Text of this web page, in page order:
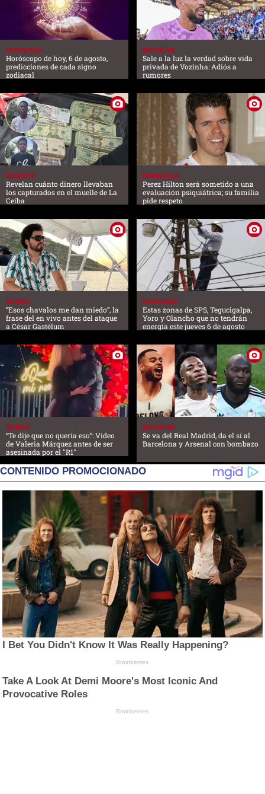
FARANDULA
Horóscopo de hoy, 6 de agosto,
predicciones de cada signo
zodiacal
DEPORTES
Sale a la luz la verdad sobre vida
privada de Vozinha: Adiós a
rumores
SUCESOS
Revelan cuánto dinero llevaban
los capturados en el muelle de La
Ceiba
FARANDULA
Perez Hilton será sometido a una
evaluación psiquiátrica; su familia
pide respeto
MUNDO
“Esos chavalos me dan miedo”, la
frase del en vivo antes del ataque
a César Gastélum
HONDURAS
Estas zonas de SPS, Tegucigalpa,
Yoro y Olancho que no tendrán
energía este jueves 6 de agosto
MUNDO
“Te dije que no quería eso”: Video
de Valeria Márquez antes de ser
asesinada por el "R1"
DEPORTES
Se va del Real Madrid, da el sí al
Barcelona y Arsenal con bombazo
CONTENIDO PROMOCIONADO
I Bet You Didn't Know It Was Really Happening?
Brainberries
Take A Look At Demi Moore's Most Iconic And
Provocative Roles
Brainberries